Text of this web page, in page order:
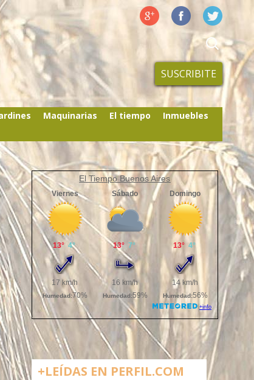
SUSCRIBITE
Maquinarias El tiempo
Inmuebles
El Tiempo Buenos Aires
+LEÍDAS EN PERFIL.COM